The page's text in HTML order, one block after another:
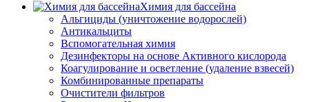
Химия для бассейна
Альгициды (уничтожение водорослей)
Антикальциты
Вспомогательная химия
Дезинфекторы на основе Активного кислорода
Коагулирование и осветление (удаление взвесей)
Комбинированные препараты
Очистители фильтров